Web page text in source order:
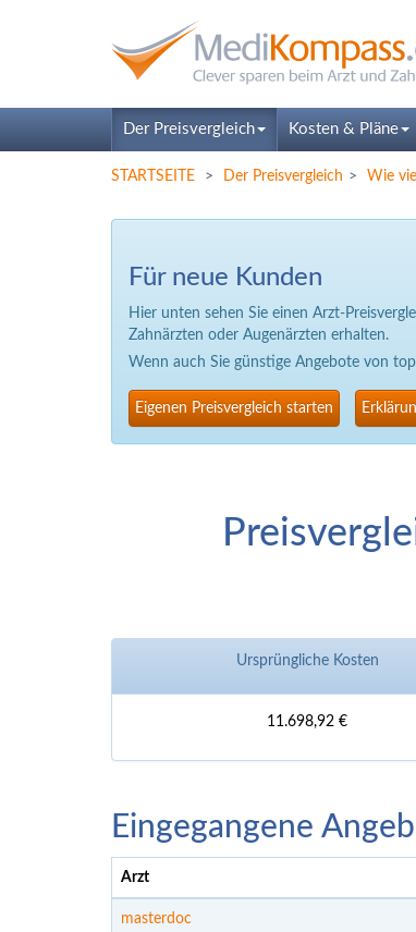
Der Preisvergleich Kosten & Pläne
STARTSEITE Der Preisvergleich Wie
Für neue Kunden
Hier unten sehen Sie einen Arzt-
Zahnärzten oder Augenärzten erhalten.
Wenn auch Sie günstige Angebote von
Eigenen Preisvergleich starten
Ursprüngliche Kosten
11.698,92 €
Eingegangene
Arzt
masterdoc